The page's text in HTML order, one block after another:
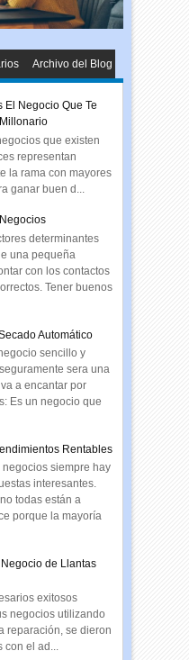
Archivo del Blog
El Negocio Que Te
que existen
representan
la rama con mayores
ganar buen d...
determinantes
una pequeña
con los contactos
Tener buenos
Automático
sencillo y
sera una
a encantar por
Es un negocio que
Rentables
negocios siempre hay
interesantes.
todas están a
porque la mayoría
de Llantas
exitosos
negocios utilizando
reparación, se dieron
con el ad...